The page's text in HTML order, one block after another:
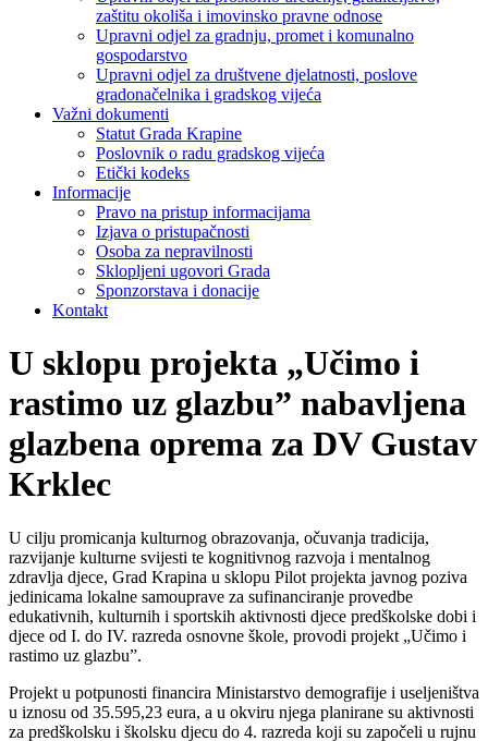
zaštitu okoliša i imovinsko pravne odnose
Upravni odjel za gradnju, promet i komunalno
gospodarstvo
Upravni odjel za društvene djelatnosti, poslove
gradonačelnika i gradskog vijeća
Važni dokumenti
Statut Grada Krapine
Poslovnik o radu gradskog vijeća
Etički kodeks
Informacije
Pravo na pristup informacijama
Izjava o pristupačnosti
Osoba za nepravilnosti
Sklopljeni ugovori Grada
Sponzorstava i donacije
Kontakt
U sklopu projekta „Učimo i
rastimo uz glazbu” nabavljena
glazbena oprema za DV Gustav
Krklec
U cilju promicanja kulturnog obrazovanja, očuvanja tradicija,
razvijanje kulturne svijesti te kognitivnog razvoja i mentalnog
zdravlja djece, Grad Krapina u sklopu Pilot projekta javnog poziva
jedinicama lokalne samouprave za sufinanciranje provedbe
edukativnih, kulturnih i sportskih aktivnosti djece predškolske dobi i
djece od I. do IV. razreda osnovne škole, provodi projekt „Učimo i
rastimo uz glazbu”.
Projekt u potpunosti financira Ministarstvo demografije i useljeništva
u iznosu od 35.595,23 eura, a u okviru njega planirane su aktivnosti
za predškolsku i školsku djecu do 4. razreda koji su započeli u rujnu